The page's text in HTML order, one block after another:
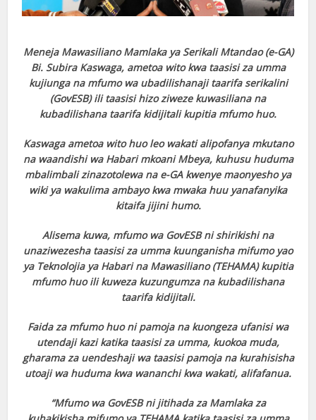
Meneja Mawasiliano Mamlaka ya Serikali Mtandao (e-GA)
Bi. Subira Kaswaga, ametoa wito kwa taasisi za umma
kujiunga na mfumo wa ubadilishanaji taarifa serikalini
(GovESB) ili taasisi hizo ziweze kuwasiliana na
kubadilishana taarifa kidijitali kupitia mfumo huo.
Kaswaga ametoa wito huo leo wakati alipofanya mkutano
na waandishi wa Habari mkoani Mbeya, kuhusu huduma
mbalimbali zinazotolewa na e-GA kwenye maonyesho ya
wiki ya wakulima ambayo kwa mwaka huu yanafanyika
kitaifa jijini humo.
Alisema kuwa, mfumo wa GovESB ni shirikishi na
unaziwezesha taasisi za umma kuunganisha mifumo yao
ya Teknolojia ya Habari na Mawasiliano (TEHAMA) kupitia
mfumo huo ili kuweza kuzungumza na kubadilishana
taarifa kidijitali.
Faida za mfumo huo ni pamoja na kuongeza ufanisi wa
utendaji kazi katika taasisi za umma, kuokoa muda,
gharama za uendeshaji wa taasisi pamoja na kurahisisha
utoaji wa huduma kwa wananchi kwa wakati, alifafanua.
“Mfumo wa GovESB ni jitihada za Mamlaka za